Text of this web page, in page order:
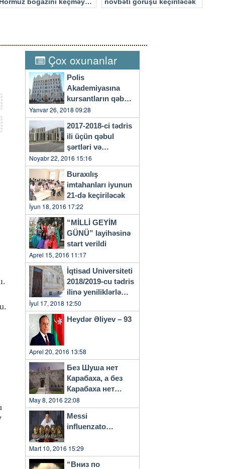
Çox oxunanlar
Polis
Akademiyasına
kursantların qəbulu
başlayıb
Yanvar 26, 2018 09:28
2017-2018-ci tədris
ili üçün qəbul
şərtləri və
qaydaları…
Noyabr 22, 2016 15:16
Buraxılış
imtahanları iyunun
21-də keçiriləcək
İyun 18, 2016 17:22
“MİLLİ GEYİM
GÜNÜ” layihəsinə
start verildi
Aprel 15, 2016 11:17
İqtisad Universiteti
2018/2019-cu tədris
ilinə yeniliklərlə
başlayacaq
İyul 17, 2018 12:50
Heydər Əliyev – 93
Aprel 20, 2016 13:58
Без Шуша нет
Карабаха, а без
Карабаха нет
Азербайджана…
May 8, 2016 22:08
Messi
influenzato…
Mart 10, 2016 15:29
“Вниз по